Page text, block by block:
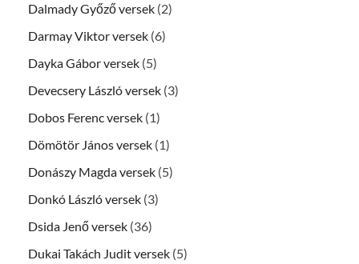
Dalmady Győző versek (2)
Darmay Viktor versek (6)
Dayka Gábor versek (5)
Devecsery László versek (3)
Dobos Ferenc versek (1)
Dömötör János versek (1)
Donászy Magda versek (5)
Donkó László versek (3)
Dsida Jenő versek (36)
Dukai Takách Judit versek (5)